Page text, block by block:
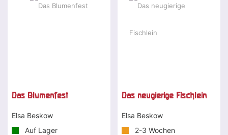
Das Blumenfest
Elsa Beskow
Auf Lager
Das neugierige Fischlein
Elsa Beskow
2-3 Wochen